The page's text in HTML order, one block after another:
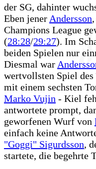
der SG, dahinter
Eben jenerAndersson
Champions League
(28:28/29:27). Im
beiden Spielen nur
Diesmal war
wertvollsten Spiel
mit einem sechsten
Marko Vujin - Kiel
antwortete prompt,
geworfenen Wurf von
einfach keine
"Goggi" Sigurdsson,
startete, die begehrte